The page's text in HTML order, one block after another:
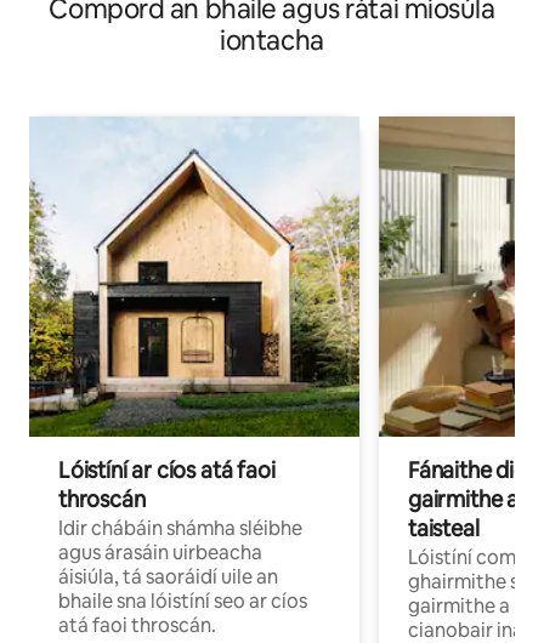
Compord an bhaile agus rátaí míosúla
iontacha
Lóistíní ar cíos atá faoi
throscán
Idir chábáin shámha sléibhe
agus árasáin uirbeacha
áisiúla, tá saoráidí uile an
bhaile sna lóistíní seo ar cíos
atá faoi throscán.
Fánaithe
gairmithe a
taisteal
Lóistíní
ghairmithe
gairmithe a
cianobair ina